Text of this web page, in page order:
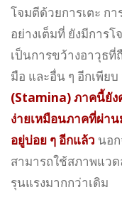
โจมตีด้วยการเตะ ก
อย่างเต็มที่ ยังมีการ
เป็นการขว้างอาวุธที่
มือ และอื่น ๆ อีกเพียบ
(Stamina) ภาคนี้ยัง
ง่ายเหมือนภาคที่ผ่า
อยู่บ่อย ๆ อีกแล้ว นอ
สามารถใช้สภาพแว
รุนแรงมากกว่าเดิม